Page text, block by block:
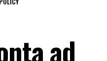
ad